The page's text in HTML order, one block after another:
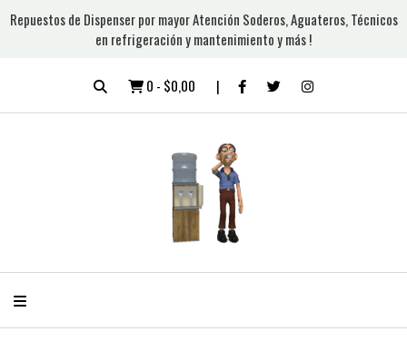
Repuestos de Dispenser por mayor Atención Soderos, Aguateros, Técnicos
en refrigeración y mantenimiento y más !
0 - $0,00